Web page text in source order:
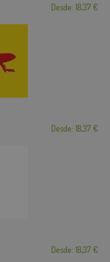
Desde: 18,37 €
Desde: 18,37 €
Desde: 18,37 €